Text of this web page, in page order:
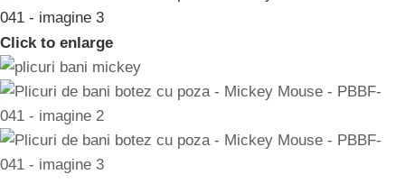
Click to enlarge